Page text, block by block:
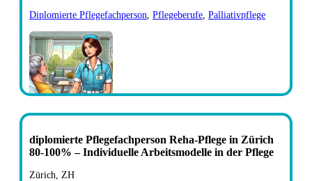
Diplomierte Pflegefachperson Pflegeberufe Palliativpflege
diplomierte Pflegefachperson Reha-Pflege in Zürich
80-100% – Individuelle Arbeitsmodelle in der Pflege
Zürich, ZH